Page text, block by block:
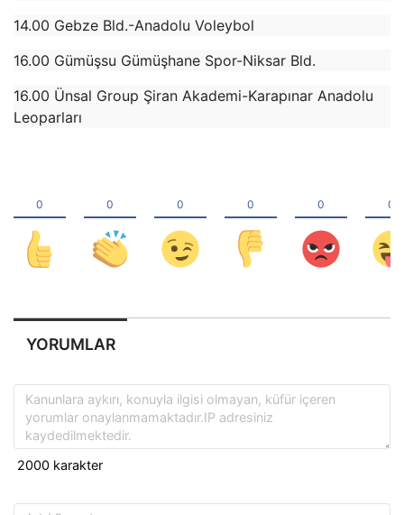
14.00 Gebze Bld.-Anadolu Voleybol
16.00 Gümüşsu Gümüşhane Spor-Niksar Bld.
16.00 Ünsal Group Şiran Akademi-Karapınar Anadolu
Leoparları
YORUMLAR